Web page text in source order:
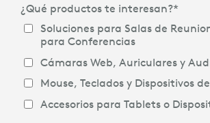
¿Qué productos te interesan?*
Soluciones para Salas de
para Conferencias
Cámaras Web, Auriculares y
Mouse, Teclados y Dispositivos
Accesorios para Tablets o